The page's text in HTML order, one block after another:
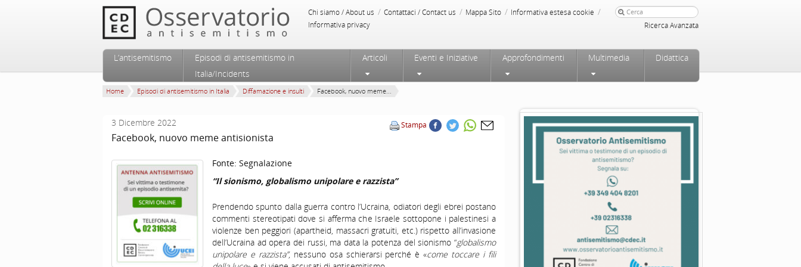
Chi siamo / About us / Contattaci / Contact us / Mappa Sito / Informativa estesa cookie /
Informativa privacy Ricerca Avanzata
Menu principale
Vai al contenuto principale
Vai al contenuto secondario
L’antisemitismo
Episodi di antisemitismo in
Italia/Incidents
Articoli Eventi e Iniziative Approfondimenti Multimedia Didattica
Home Episodi di antisemitismo in Italia Diffamazione e insulti Facebook, nuovo meme...
Stampa
3 Dicembre 2022
Facebook, nuovo meme antisionista
Fonte: Segnalazione
“Il sionismo, globalismo unipolare e razzista”
Prendendo spunto dalla guerra contro l’Ucraina, odiatori degli ebrei postano
commenti stereotipati dove si afferma che Israele sottopone i palestinesi a
violenze ben peggiori (apartheid, massacri gratuiti, etc.) rispetto all’invasione
dell’Ucraina ad opera dei russi, ma data la potenza del sionismo “globalismo
unipolare e razzista”, nessuno osa schierarsi perché è «come toccare i fili